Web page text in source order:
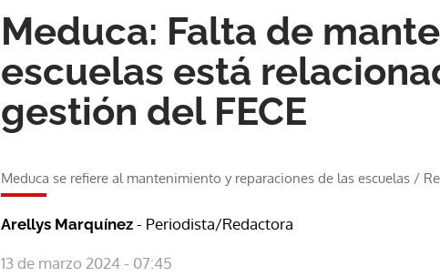
Meduca: Falta de
escuelas está
gestión del FECE
Meduca se refiere al mantenimiento y reparaciones de las escuelas /
Arellys Marquínez - Periodista/Redactora
13 de marzo 2024 - 07:45